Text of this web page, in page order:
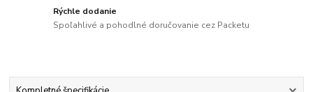
Rýchle dodanie
Spoľahlivé a pohodlné doručovanie cez Packetu